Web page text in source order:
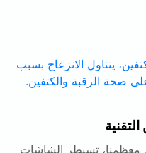
معظمنا، تسيطر الشاشات